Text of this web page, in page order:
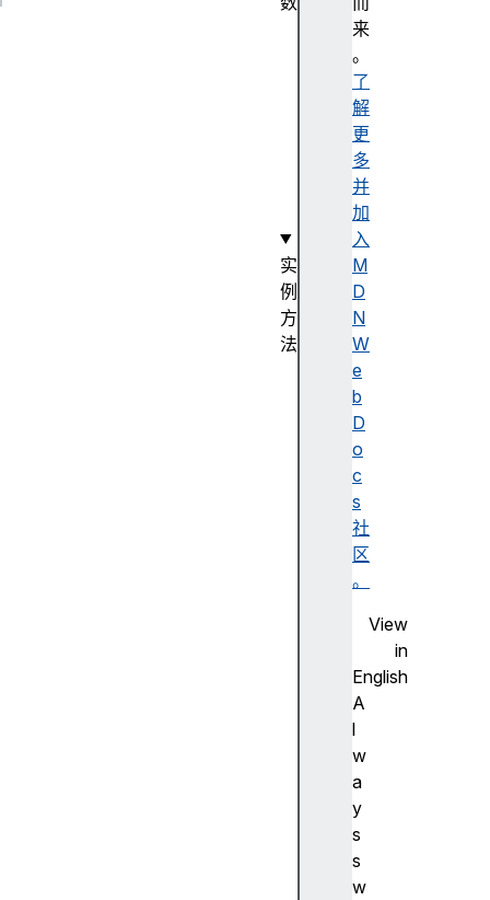
来
。
了
解
更
多
并
加
入
M
D
N
W
e
b
D
o
c
s
社
区
。
View
in
English
A
l
w
a
y
s
s
w
实
例
方
法